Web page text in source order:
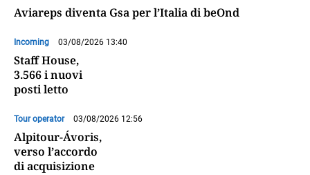
Aviareps diventa Gsa per l’Italia di beOnd
Incoming 03/08/2026 13:40
Staff House,
3.566 i nuovi
posti letto
Tour operator 03/08/2026 12:56
Alpitour-Ávoris,
verso l’accordo
di acquisizione